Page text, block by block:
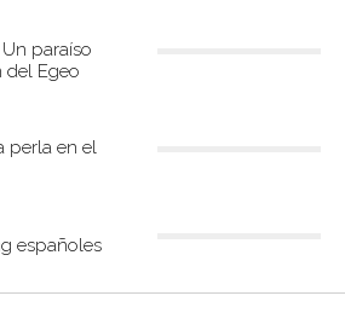
paraíso
del Egeo
perla en el
españoles